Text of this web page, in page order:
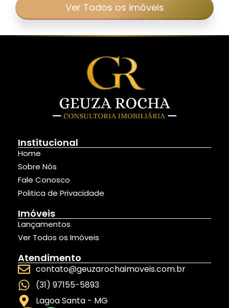
Ver Todos os imóveis
Institucional
Home
Sobre Nós
Fale Conosco
Politica de Privacidade
Imóveis
Lançamentos
Ver Todos os Imóveis
Atendimento
contato@geuzarochaimoveis.com.br
(31) 97155-5893
Lagoa Santa - MG